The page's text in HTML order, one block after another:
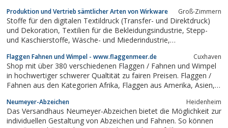
Beachflags, Fahnenmasten in verschiedenen Ausführungen und
Preisklassen und natürlich auch...
Produktion und Vertrieb sämtlicher Arten von Wirkware Groß-Zimmern
Stoffe für den digitalen Textildruck (Transfer- und Direktdruck)
und Dekoration, Textilien für die Bekleidungsindustrie, Stepp-
und Kaschierstoffe, Wäsche- und Miederindustrie,
Flaggen Fahnen und Wimpel - www.flaggenmeer.de Cuxhaven
Shop mit über 380 verschiedenen Flaggen / Fahnen und Wimpel
in hochwertiger schwerer Qualtität zu fairen Preisen. Flaggen /
Fahnen aus den Kategorien Afrika, Flaggen aus Amerika, Asien,
Städte und Landsmannschaften, Inseln und Inselgruppen,
Flaggen zu besonderen...
Neumeyer-Abzeichen Heidenheim
Das Versandhaus Neumeyer-Abzeichen bietet die Möglichkeit zur
individuellen Gestaltung von Abzeichen und Fahnen. So können